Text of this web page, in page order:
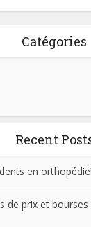
Catégories
Recent
en orthopédie!
de prix et